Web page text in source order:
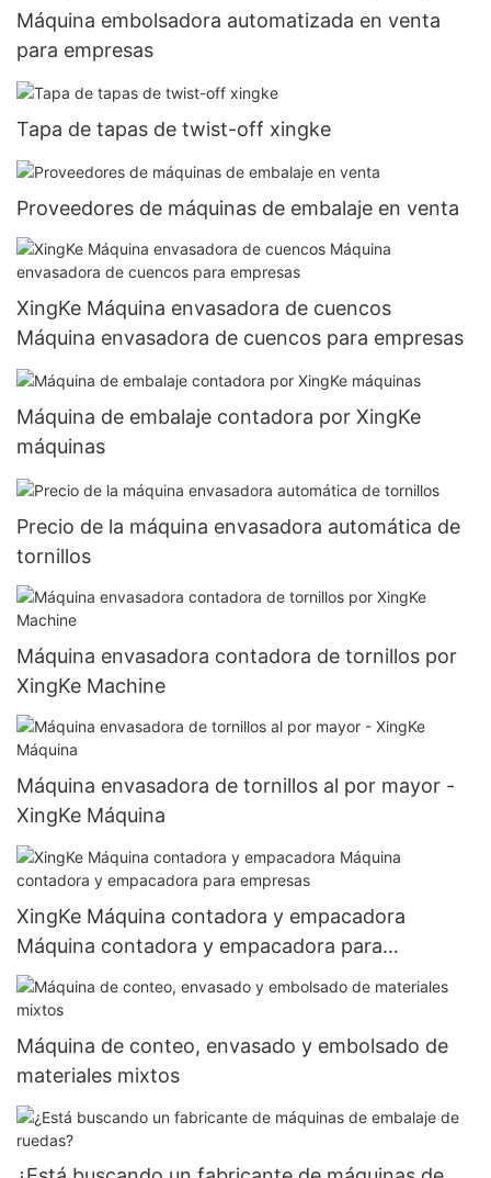
Máquina embolsadora automatizada en venta
para empresas
Tapa de tapas de twist-off xingke
Proveedores de máquinas de embalaje en venta
XingKe Máquina envasadora de cuencos
Máquina envasadora de cuencos para empresas
Máquina de embalaje contadora por XingKe
máquinas
Precio de la máquina envasadora automática de
tornillos
Máquina envasadora contadora de tornillos por
XingKe Machine
Máquina envasadora de tornillos al por mayor -
XingKe Máquina
XingKe Máquina contadora y empacadora
Máquina contadora y empacadora para
empresas
Máquina de conteo, envasado y embolsado de
materiales mixtos